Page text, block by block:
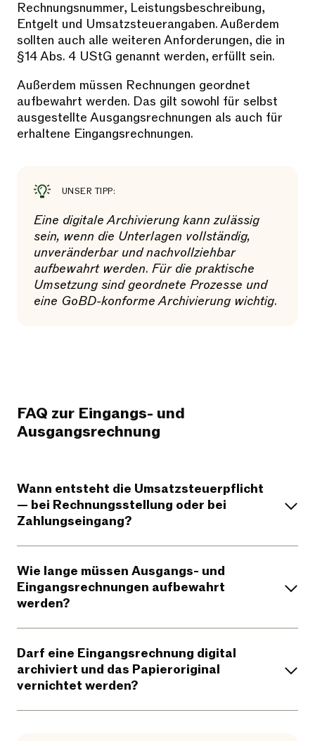
Rechnungsnummer, Leistungsbeschreibung,
Entgelt und Umsatzsteuerangaben. Außerdem
sollten auch alle weiteren Anforderungen, die in
§14 Abs. 4 UStG genannt werden, erfüllt sein.
Außerdem müssen Rechnungen geordnet
aufbewahrt werden. Das gilt sowohl für selbst
ausgestellte Ausgangsrechnungen als auch für
erhaltene Eingangsrechnungen.
UNSER TIPP:
Eine digitale Archivierung kann zulässig
sein, wenn die Unterlagen vollständig,
unveränderbar und nachvollziehbar
aufbewahrt werden. Für die praktische
Umsetzung sind geordnete Prozesse und
eine GoBD-konforme Archivierung wichtig.
FAQ zur Eingangs- und
Ausgangsrechnung
Wann entsteht die Umsatzsteuerpflicht
— bei Rechnungsstellung oder bei
Zahlungseingang?
Wie lange müssen Ausgangs- und
Eingangsrechnungen aufbewahrt
werden?
Darf eine Eingangsrechnung digital
archiviert und das Papieroriginal
vernichtet werden?